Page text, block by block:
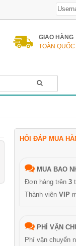
GIAO HÀNG
TOÀN QUỐC
HỎI ĐÁP MUA
MUA BAO
Đơn hàng trên 3
Thành viên VIP
PHÍ VẬN
Phí vận chuyển